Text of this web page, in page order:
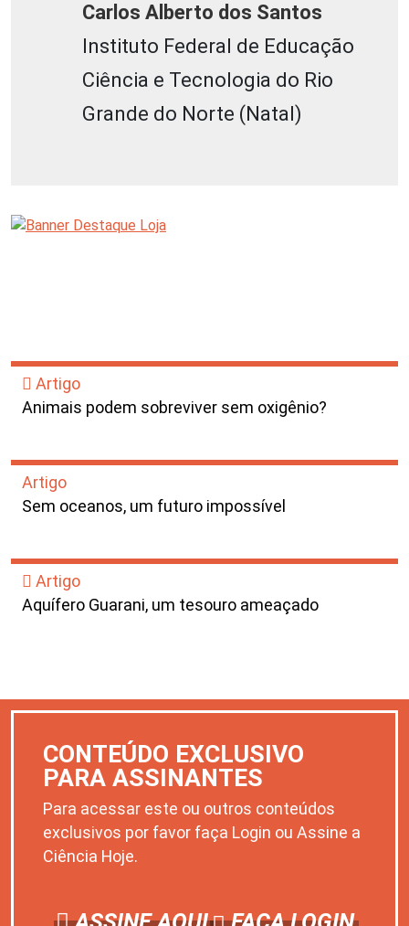
Carlos Alberto dos Santos
Instituto Federal de Educação
Ciência e Tecnologia do Rio
Grande do Norte (Natal)
Artigo
Animais podem sobreviver sem oxigênio?
Artigo
Sem oceanos, um futuro impossível
Artigo
Aquífero Guarani, um tesouro ameaçado
CONTEÚDO EXCLUSIVO
PARA ASSINANTES
Para acessar este ou outros conteúdos
exclusivos por favor faça Login ou Assine a
Ciência Hoje.